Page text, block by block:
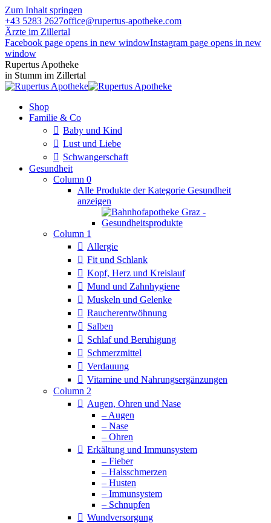
Zum Inhalt springen
+43 5283 2627office@rupertus-apotheke.com
Ärzte im Zillertal
Facebook page opens in new windowInstagram page opens in new
window
Rupertus Apotheke
in Stumm im Zillertal
Shop
Familie & Co
Baby und Kind
Lust und Liebe
Schwangerschaft
Gesundheit
Column 0
Alle Produkte der Kategorie Gesundheit
anzeigen
Column 1
Allergie
Fit und Schlank
Kopf, Herz und Kreislauf
Mund und Zahnhygiene
Muskeln und Gelenke
Raucherentwöhnung
Salben
Schlaf und Beruhigung
Schmerzmittel
Verdauung
Vitamine und Nahrungsergänzungen
Column 2
Augen, Ohren und Nase
– Augen
– Nase
– Ohren
Erkältung und Immunsystem
– Fieber
– Halsschmerzen
– Husten
– Immunsystem
– Schnupfen
Wundversorgung